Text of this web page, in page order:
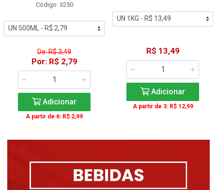
Código: 3250
De: R$ 3,49
Por: R$ 2,79
Adicionar
A partir de 6: R$ 2,99
R$ 13,49
Adicionar
A partir de 3: R$ 12,99